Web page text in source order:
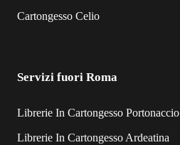
Cartongesso Celio
Servizi fuori Roma
Librerie In Cartongesso Portonaccio
Librerie In Cartongesso Ardeatina